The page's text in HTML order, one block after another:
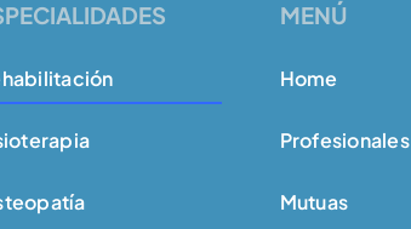
MENÚ
Home
Profesionales
Mutuas